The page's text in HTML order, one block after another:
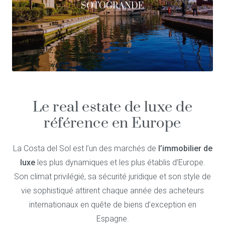
SOTOGRANDE
Le real estate de luxe de
référence en Europe
La Costa del Sol est l’un des marchés de l’immobilier de
luxeles plus dynamiques et les plus établis d’Europe.
Son climat privilégié, sa sécurité juridique et son style de
vie sophistiqué attirent chaque année des acheteurs
internationaux en quête de biens d’exception en
Espagne.